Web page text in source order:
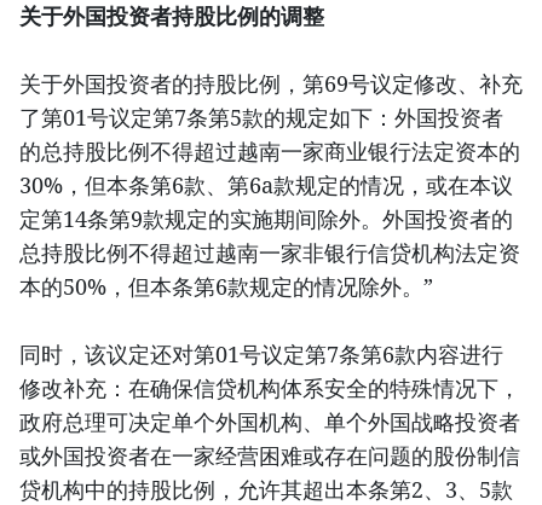
关于外国投资者持股比例的调整
关于外国投资者的持股比例，第69号议定修改、补充
了第01号议定第7条第5款的规定如下：外国投资者
的总持股比例不得超过越南一家商业银行法定资本的
30%，但本条第6款、第6a款规定的情况，或在本议
定第14条第9款规定的实施期间除外。外国投资者的
总持股比例不得超过越南一家非银行信贷机构法定资
本的50%，但本条第6款规定的情况除外。”
同时，该议定还对第01号议定第7条第6款内容进行
修改补充：在确保信贷机构体系安全的特殊情况下，
政府总理可决定单个外国机构、单个外国战略投资者
或外国投资者在一家经营困难或存在问题的股份制信
贷机构中的持股比例，允许其超出本条第2、3、5款